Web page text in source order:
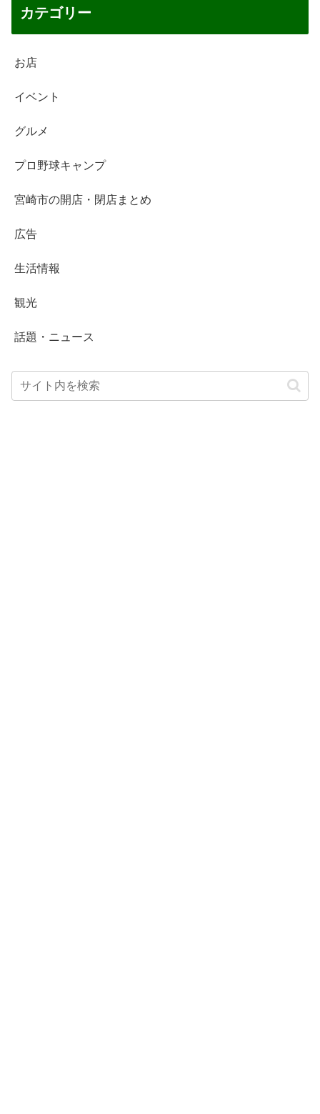
カテゴリー
お店
イベント
グルメ
プロ野球キャンプ
宮崎市の開店・閉店まとめ
広告
生活情報
観光
話題・ニュース